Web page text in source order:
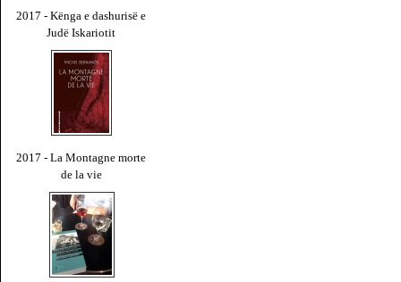
2017 - Kënga e dashurisë e
Judë Iskariotit
2017 - La Montagne morte
de la vie